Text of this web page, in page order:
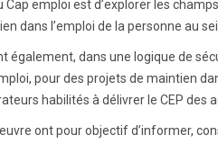
Cap emploi est d’explorer les
dans l’emploi de la personne au
également, dans une logique de
pour des projets de maintien
habilités à délivrer le CEP des
ont pour objectif d’informer,